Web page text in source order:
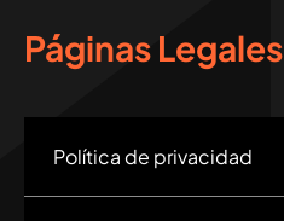
Páginas Legales
Política de privacidad